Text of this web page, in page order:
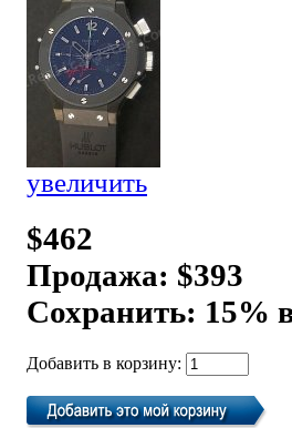
увеличить
$462
Продажа: $393
Сохранить: 15%
Добавить в корзину: